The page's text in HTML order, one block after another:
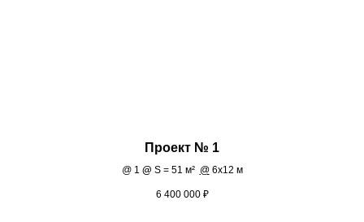
Проект № 1
@ 1 @ S = 51 м² @6х12 м
6 400 000 ₽